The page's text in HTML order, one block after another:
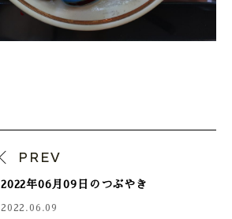
PREV
2022年06月09日のつぶやき
2022.06.09